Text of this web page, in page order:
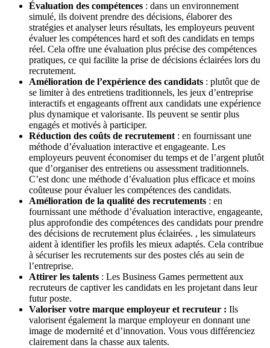
Évaluation des compétences : dans un environnement
simulé, ils doivent prendre des décisions, élaborer des
stratégies et analyser leurs résultats, les employeurs peuvent
évaluer les compétences hard et soft des candidats en temps
réel. Cela offre une évaluation plus précise des compétences
pratiques, ce qui facilite la prise de décisions éclairées lors du
recrutement.
Amélioration de l’expérience des candidats : plutôt que de
se limiter à des entretiens traditionnels, les jeux d’entreprise
interactifs et engageants offrent aux candidats une expérience
plus dynamique et valorisante. Ils peuvent se sentir plus
engagés et motivés à participer.
Réduction des coûts de recrutement : en fournissant une
méthode d’évaluation interactive et engageante. Les
employeurs peuvent économiser du temps et de l’argent plutôt
que d’organiser des entretiens ou assessment traditionnels.
C’est donc une méthode d’évaluation plus efficace et moins
coûteuse pour évaluer les compétences des candidats.
Amélioration de la qualité des recrutements : en
fournissant une méthode d’évaluation interactive, engageante,
plus approfondie des compétences des candidats pour prendre
des décisions de recrutement plus éclairées. , les simulateurs
aident à identifier les profils les mieux adaptés. Cela contribue
à sécuriser les recrutements sur des postes clés au sein de
l’entreprise.
Attirer les talents : Les Business Games permettent aux
recruteurs de captiver les candidats en les projetant dans leur
futur poste.
Valoriser votre marque employeur et recruteur : Ils
valorisent également la marque employeur en donnant une
image de modernité et d’innovation. Vous vous différenciez
clairement dans la chasse aux talents.